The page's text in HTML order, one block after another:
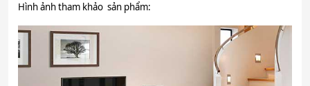
Hình ảnh tham khảo sản phẩm: